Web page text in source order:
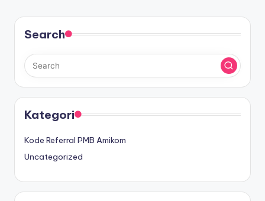
Search
Kategori
Kode Referral PMB Amikom
Uncategorized